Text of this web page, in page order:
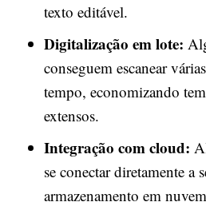
texto editável.
Digitalização em lote:
conseguem escanear
tempo, economizando
extensos.
Integração com cloud:
se conectar diretamente a
armazenamento em